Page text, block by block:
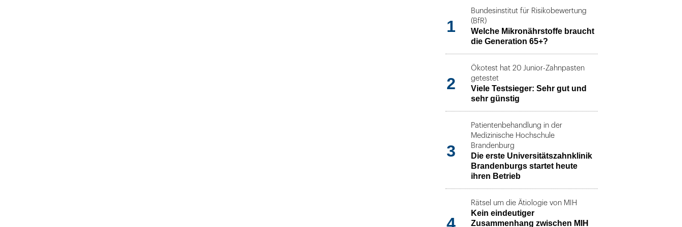
1
Bundesinstitut für Risikobewertung
(BfR)
Welche Mikronährstoffe braucht
die Generation 65+?
2
Ökotest hat 20 Junior-Zahnpasten
getestet
Viele Testsieger: Sehr gut und
sehr günstig
3
Patientenbehandlung in der
Medizinische Hochschule
Brandenburg
Die erste Universitätszahnklinik
Brandenburgs startet heute
ihren Betrieb
4
Rätsel um die Ätiologie von MIH
Kein eindeutiger
Zusammenhang zwischen MIH